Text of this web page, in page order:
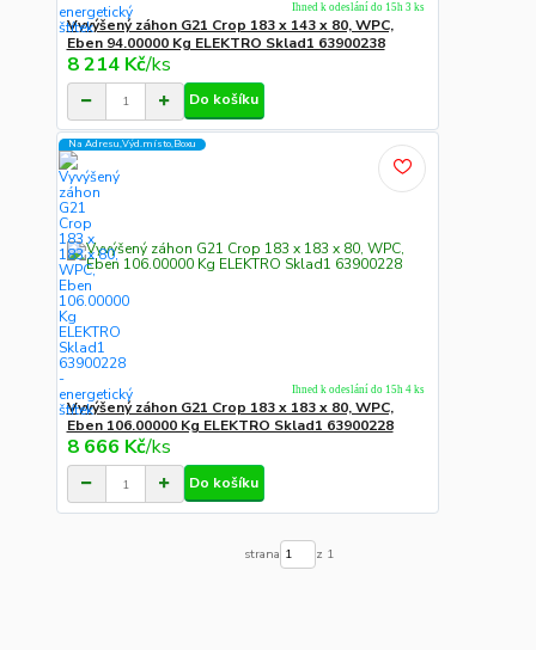
Vyvýšený záhon G21 Crop 183 x 143 x 80, WPC,
Eben 94.00000 Kg ELEKTRO Sklad1 63900238
8 214 Kč/ks
Ihned k odeslání do 15h 3 ks
Do košíku
Na Adresu,Výd.místo,Boxu
Vyvýšený záhon G21 Crop 183 x 183 x 80, WPC,
Eben 106.00000 Kg ELEKTRO Sklad1 63900228
8 666 Kč/ks
Ihned k odeslání do 15h 4 ks
Do košíku
strana z 1